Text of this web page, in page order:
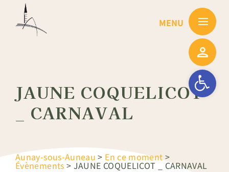
Ouvrir la
JAUNE COQUELICOT
_ CARNAVAL
Aunay-sous-Auneau > En ce moment>
Évènements > JAUNE COQUELICOT _ CARNAVAL